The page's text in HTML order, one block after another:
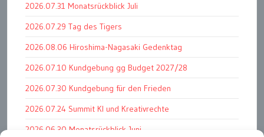
2026.07.31 Monatsrückblick Juli
2026.07.29 Tag des Tigers
2026.08.06 Hiroshima-Nagasaki Gedenktag
2026.07.10 Kundgebung gg Budget 2027/28
2026.07.30 Kundgebung für den Frieden
2026.07.24 Summit KI und Kreativrechte
2026.06.30 Monatsrückblick Juni